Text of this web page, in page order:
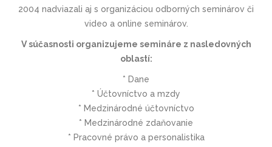
2004 nadviazali aj s organizáciou odborných seminárov či
video a online seminárov.
V súčasnosti organizujeme semináre z nasledovných
oblastí:
* Dane
* Účtovníctvo a mzdy
* Medzinárodné účtovníctvo
* Medzinárodné zdaňovanie
* Pracovné právo a personalistika